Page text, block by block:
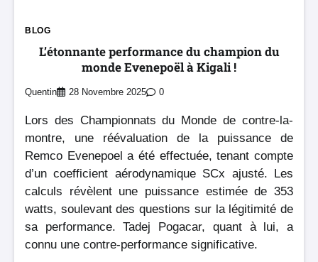
BLOG
L’étonnante performance du champion du
monde Evenepoël à Kigali !
Quentin 28 Novembre 2025 0
Lors des Championnats du Monde de contre-la-
montre, une réévaluation de la puissance de
Remco Evenepoel a été effectuée, tenant compte
d’un coefficient aérodynamique SCx ajusté. Les
calculs révèlent une puissance estimée de 353
watts, soulevant des questions sur la légitimité de
sa performance. Tadej Pogacar, quant à lui, a
connu une contre-performance significative.